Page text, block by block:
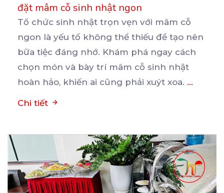
đặt mâm cỗ sinh nhật ngon
Tổ chức sinh nhật trọn vẹn với mâm cỗ
ngon là yếu tố không thể thiếu để tạo nên
bữa tiệc đáng nhớ. Khám phá ngay cách
chọn món và bày trí mâm cỗ sinh nhật
hoàn hảo, khiến ai cũng phải xuýt xoa. ...
Chi tiết